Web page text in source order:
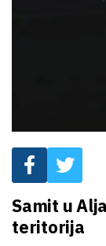
Samit u
teritorija